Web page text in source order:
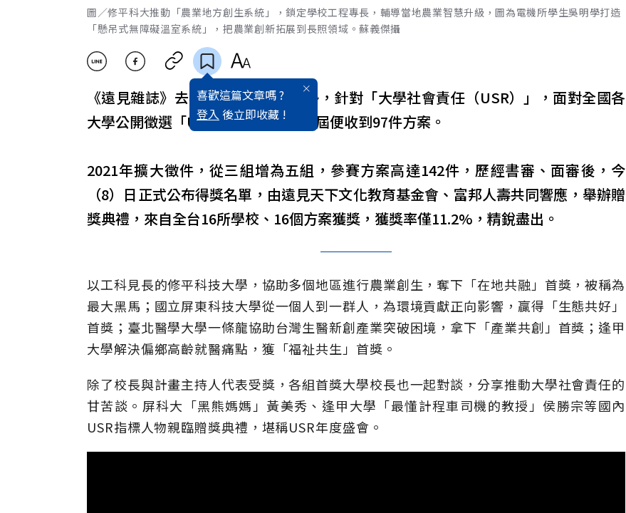
圖／修平科大推動「農業地方創生系統」，鎖定學校工程專長，輔導當地農業智慧升級，圖為電機所學生吳明學打造
「懸吊式無障礙溫室系統」，把農業創新拓展到長照領域。蘇義傑攝
喜歡這篇文章嗎 ?
登入 後立即收藏 !
《遠見雜誌》去年跟上高教時代趨勢，針對「大學社會責任（USR）」，面對全國各
大學公開徵選「USR傑出方案」，首屆便收到97件方案。
2021年擴大徵件，從三組增為五組，參賽方案高達142件，歷經書審、面審後，今
（8）日正式公布得獎名單，由遠見天下文化教育基金會、富邦人壽共同響應，舉辦贈
獎典禮，來自全台16所學校、16個方案獲獎，獲獎率僅11.2%，精銳盡出。
以工科見長的修平科技大學，協助多個地區進行農業創生，奪下「在地共融」首獎，被稱為
最大黑馬；國立屏東科技大學從一個人到一群人，為環境貢獻正向影響，贏得「生態共好」
首獎；臺北醫學大學一條龍協助台灣生醫新創產業突破困境，拿下「產業共創」首獎；逢甲
大學解決偏鄉高齡就醫痛點，獲「福祉共生」首獎。
除了校長與計畫主持人代表受獎，各組首獎大學校長也一起對談，分享推動大學社會責任的
甘苦談。屏科大「黑熊媽媽」黃美秀、逢甲大學「最懂計程車司機的教授」侯勝宗等國內
USR指標人物親臨贈獎典禮，堪稱USR年度盛會。